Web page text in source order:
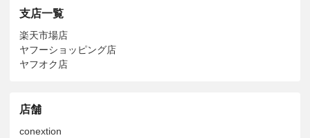
支店一覧
楽天市場店
ヤフーショッピング店
ヤフオク店
店舗
conextion